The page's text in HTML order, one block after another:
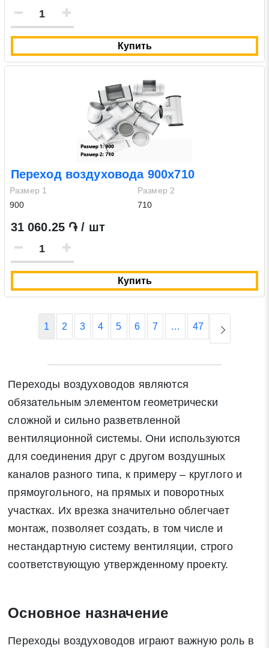
Купить
Переход воздуховода 900х710
Размер 1
900
Размер 2
710
31 060.25 ֏ / шт
Купить
1 2 3 4 5 6 7 … 47
Переходы воздуховодов являются
обязательным элементом геометрически
сложной и сильно разветвленной
вентиляционной системы. Они используются
для соединения друг с другом воздушных
каналов разного типа, к примеру – круглого и
прямоугольного, на прямых и поворотных
участках. Их врезка значительно облегчает
монтаж, позволяет создать, в том числе и
нестандартную систему вентиляции, строго
соответствующую утвержденному проекту.
Основное назначение
Переходы воздуховодов играют важную роль в